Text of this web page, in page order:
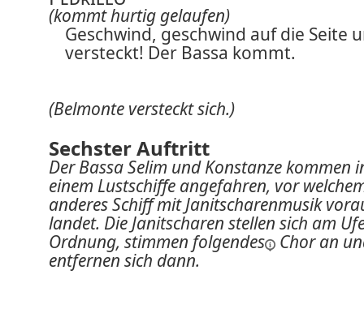
(kommt hurtig gelaufen)
Geschwind, geschwind auf die Seite
versteckt! Der Bassa kommt.
(Belmonte versteckt sich.)
Sechster Auftritt
Der Bassa Selim und Konstanze kommen
einem Lustschiffe angefahren, vor
anderes Schiff mit Janitscharenmusik
landet. Die Janitscharen stellen sich am
Ordnung, stimmen folgendes
Chor an
entfernen sich dann.